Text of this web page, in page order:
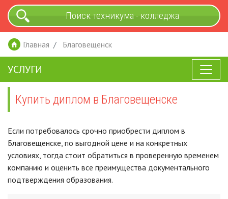
Поиск техникума - колледжа
Главная Благовещенск
УСЛУГИ
Купить диплом в Благовещенске
Если потребовалось срочно приобрести диплом в
Благовещенске, по выгодной цене и на конкретных
условиях, тогда стоит обратиться в проверенную временем
компанию и оценить все преимущества документального
подтверждения образования.